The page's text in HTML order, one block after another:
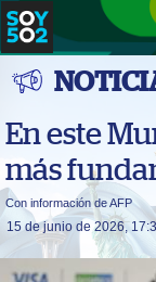
En este
más
Con información de AFP
15 de junio de 2026,